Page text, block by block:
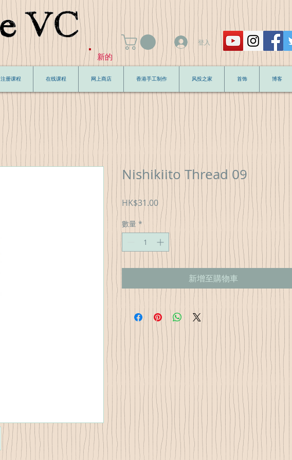
新的
登入
注册课程 在线课程 网上商店 香港手工制作 风投之家 首饰 博客
Nishikiito Thread 09
HK$31.00價
格
數量 *
新增至購物車